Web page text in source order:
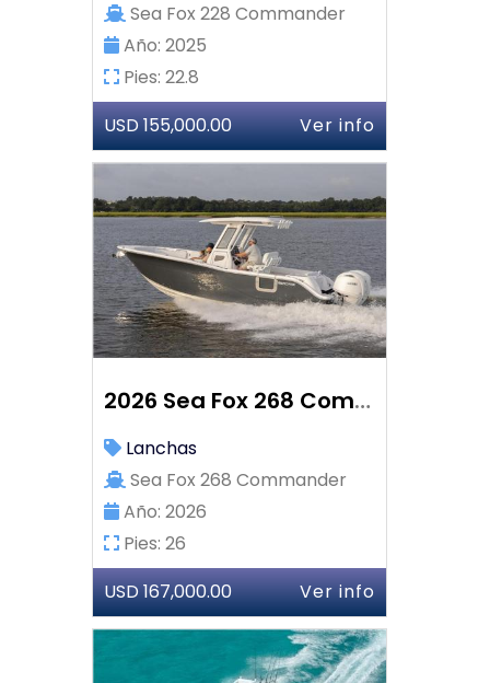
Sea Fox 228 Commander
Año: 2025
Pies: 22.8
USD 155,000.00
Ver info
2026 Sea Fox 268 Commander
Lanchas
Sea Fox 268 Commander
Año: 2026
Pies: 26
USD 167,000.00
Ver info